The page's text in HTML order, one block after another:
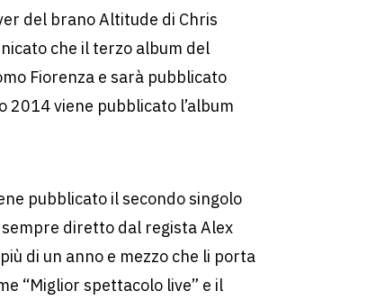
del brano Altitude di Chris
che il terzo album del
Fiorenza e sarà pubblicato
2014 viene pubblicato l’album
pubblicato il secondo singolo
sempre diretto dal regista Alex
di un anno e mezzo che li porta
“Miglior spettacolo live” e il